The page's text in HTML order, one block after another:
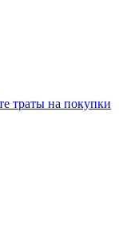
траты на покупки